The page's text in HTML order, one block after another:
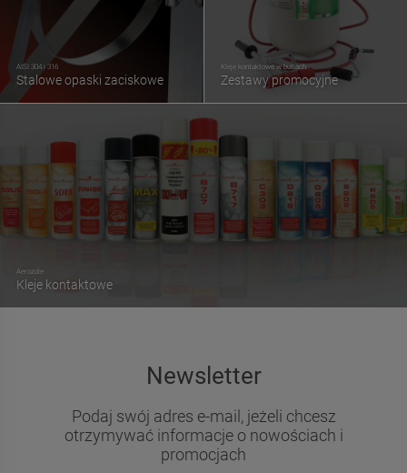
Aerozole
Kleje kontaktowe
AISI 304 i 316
Stalowe opaski zaciskowe
Kleje kontaktowe w butlach
Zestawy promocyjne
Newsletter
Podaj swój adres e-mail, jeżeli chcesz
otrzymywać informacje o nowościach i
promocjach